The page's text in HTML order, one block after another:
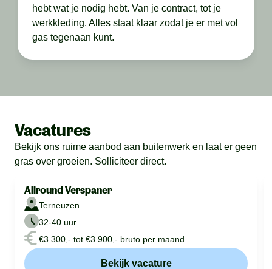
hebt wat je nodig hebt. Van je contract, tot je
werkkleding. Alles staat klaar zodat je er met vol
gas tegenaan kunt.
Vacatures
Bekijk ons ruime aanbod aan buitenwerk en laat er geen
gras over groeien. Solliciteer direct.
Allround Verspaner
Terneuzen
32-40 uur
€3.300,- tot €3.900,- bruto per maand
Bekijk vacature